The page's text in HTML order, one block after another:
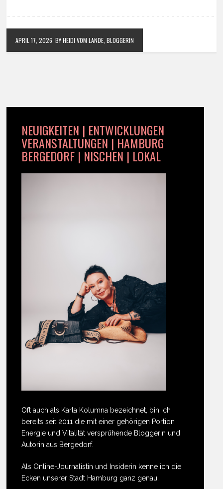
APRIL 17, 2026 BY HEIDI VOM LANDE, BLOGGERIN
NEUIGKEITEN | ENTWICKLUNGEN
VERANSTALTUNGEN | HAMBURG
BERGEDORF | NISCHEN | LOKAL
Oft auch als Karla Kolumna bezeichnet, bin ich
bereits seit 2011 die mit einer gehörigen Portion
Energie und Vitalität versprühende Bloggerin und
Autorin aus Bergedorf.
Als Online-Journalistin und Insiderin kenne ich die
Ecken unserer Stadt Hamburg ganz genau.